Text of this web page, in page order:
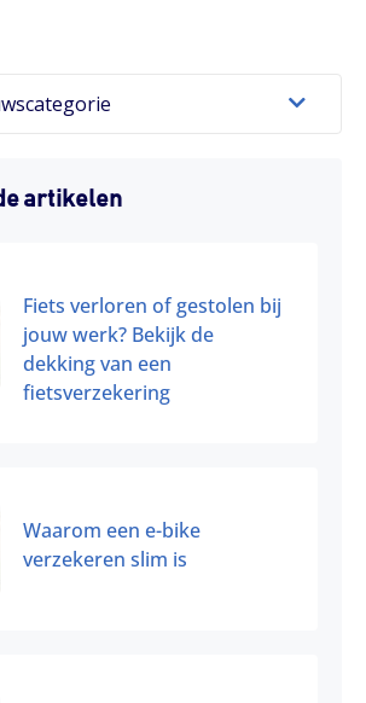
artikelen
Fiets verloren of gestolen bij
jouw werk? Bekijk de
dekking van een
fietsverzekering
Waarom een e-bike
verzekeren slim is